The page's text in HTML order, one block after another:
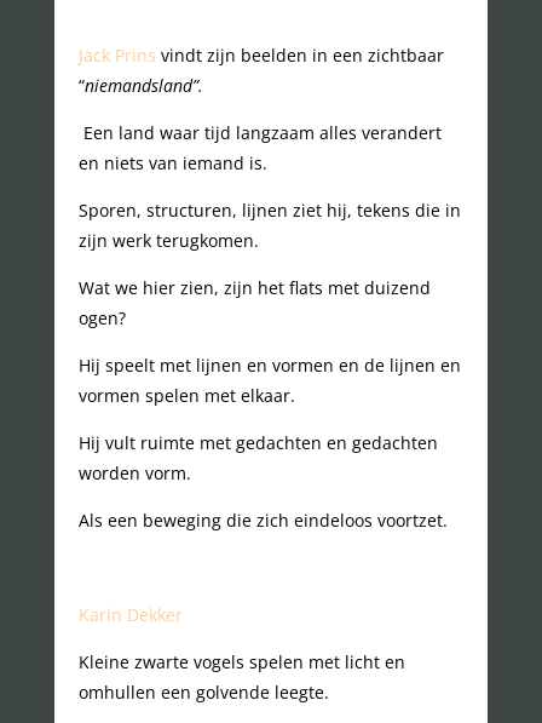
Jack Prins vindt zijn beelden in een zichtbaar
“niemandsland”.
Een land waar tijd langzaam alles verandert
en niets van iemand is.
Sporen, structuren, lijnen ziet hij, tekens die in
zijn werk terugkomen.
Wat we hier zien, zijn het flats met duizend
ogen?
Hij speelt met lijnen en vormen en de lijnen en
vormen spelen met elkaar.
Hij vult ruimte met gedachten en gedachten
worden vorm.
Als een beweging die zich eindeloos voortzet.
Karin Dekker
Kleine zwarte vogels spelen met licht en
omhullen een golvende leegte.